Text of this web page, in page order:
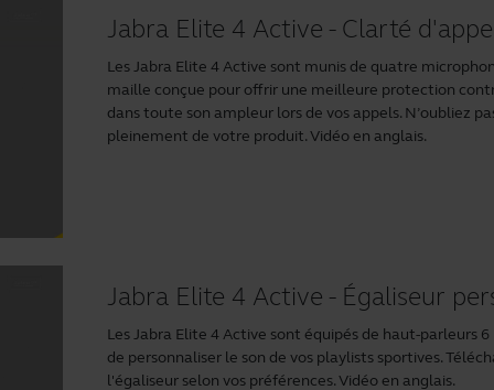
Jabra Elite 4 Active - Clarté
Les Jabra Elite 4 Active sont munis de quatre
maille conçue pour offrir une meilleure protection
dans toute son ampleur lors de vos appels. N’oubliez
pleinement de votre produit. Vidéo en anglais.
Jabra Elite 4 Active - Égaliseur
Les Jabra Elite 4 Active sont équipés de haut-parleurs
de personnaliser le son de vos playlists sportives.
l'égaliseur selon vos préférences. Vidéo en anglais.